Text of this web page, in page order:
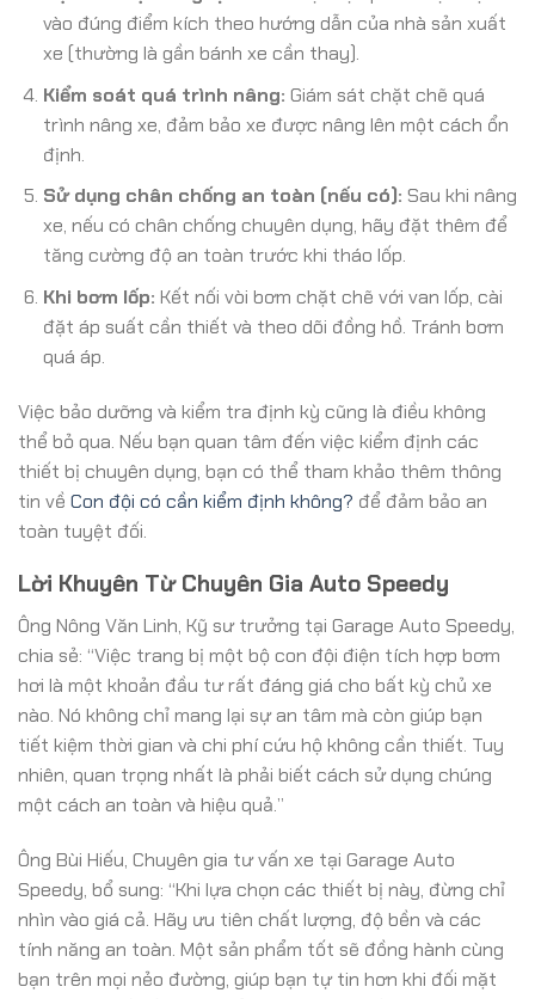
vào đúng điểm kích theo hướng dẫn của nhà sản xuất
xe (thường là gần bánh xe cần thay).
Kiểm soát quá trình nâng: Giám sát chặt chẽ quá
trình nâng xe, đảm bảo xe được nâng lên một cách ổn
định.
Sử dụng chân chống an toàn (nếu có): Sau khi nâng
xe, nếu có chân chống chuyên dụng, hãy đặt thêm để
tăng cường độ an toàn trước khi tháo lốp.
Khi bơm lốp: Kết nối vòi bơm chặt chẽ với van lốp, cài
đặt áp suất cần thiết và theo dõi đồng hồ. Tránh bơm
quá áp.
Việc bảo dưỡng và kiểm tra định kỳ cũng là điều không
thể bỏ qua. Nếu bạn quan tâm đến việc kiểm định các
thiết bị chuyên dụng, bạn có thể tham khảo thêm thông
tin về Con đội có cần kiểm định không? để đảm bảo an
toàn tuyệt đối.
Lời Khuyên Từ Chuyên Gia Auto Speedy
Ông Nông Văn Linh, Kỹ sư trưởng tại Garage Auto Speedy,
chia sẻ: “Việc trang bị một bộ con đội điện tích hợp bơm
hơi là một khoản đầu tư rất đáng giá cho bất kỳ chủ xe
nào. Nó không chỉ mang lại sự an tâm mà còn giúp bạn
tiết kiệm thời gian và chi phí cứu hộ không cần thiết. Tuy
nhiên, quan trọng nhất là phải biết cách sử dụng chúng
một cách an toàn và hiệu quả.”
Ông Bùi Hiếu, Chuyên gia tư vấn xe tại Garage Auto
Speedy, bổ sung: “Khi lựa chọn các thiết bị này, đừng chỉ
nhìn vào giá cả. Hãy ưu tiên chất lượng, độ bền và các
tính năng an toàn. Một sản phẩm tốt sẽ đồng hành cùng
bạn trên mọi nẻo đường, giúp bạn tự tin hơn khi đối mặt